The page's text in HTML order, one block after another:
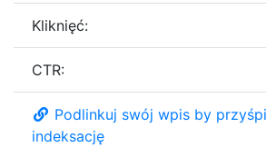
Kliknięć:
CTR:
Podlinkuj swój wpis by
indeksację